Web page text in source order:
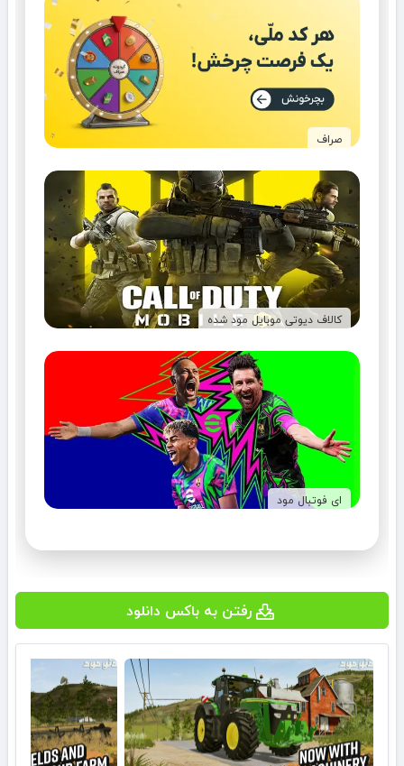
صراف
کالاف دیوتی موبایل مود شده
ای فوتبال مود
رفتن به باکس دانلود